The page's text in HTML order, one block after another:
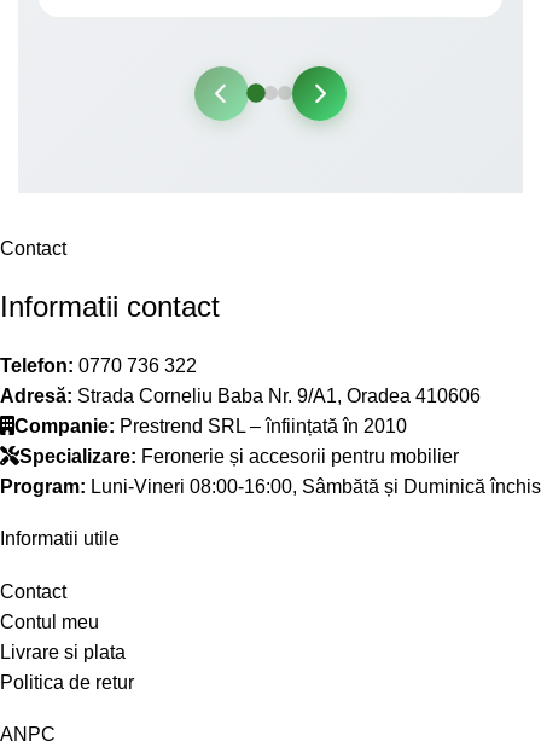
Contact
Informatii contact
Telefon: 0770 736 322
Adresă: Strada Corneliu Baba Nr. 9/A1, Oradea 410606
Companie: Prestrend SRL – înființată în 2010
Specializare: Feronerie și accesorii pentru mobilier
Program: Luni-Vineri 08:00-16:00, Sâmbătă și Duminică închis
Informatii utile
Contact
Contul meu
Livrare si plata
Politica de retur
ANPC